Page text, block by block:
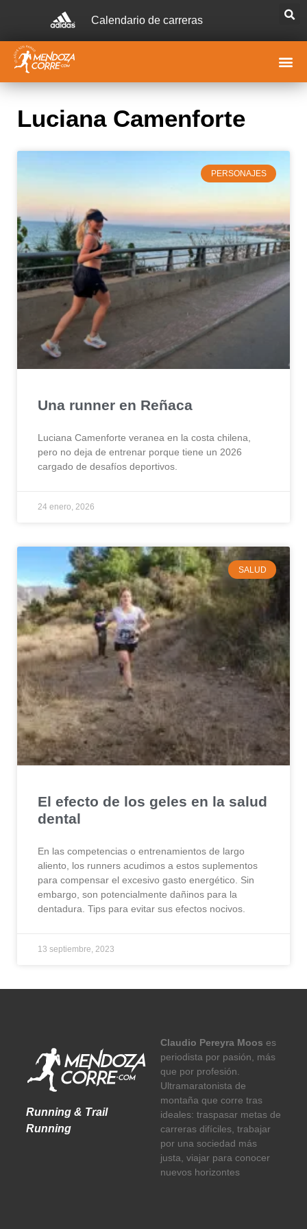
Calendario de carreras
Luciana Camenforte
PERSONAJES
Una runner en Reñaca
Luciana Camenforte veranea en la costa chilena,
pero no deja de entrenar porque tiene un 2026
cargado de desafíos deportivos.
24 enero, 2026
SALUD
El efecto de los geles en la salud
dental
En las competencias o entrenamientos de largo
aliento, los runners acudimos a estos suplementos
para compensar el excesivo gasto energético. Sin
embargo, son potencialmente dañinos para la
dentadura. Tips para evitar sus efectos nocivos.
13 septiembre, 2023
Running & Trail
Running
Claudio Pereyra Moos es
periodista por pasión, más
que por profesión.
Ultramaratonista de
montaña que corre tras
ideales: traspasar metas de
carreras difíciles, trabajar
por una sociedad más
justa, viajar para conocer
nuevos horizontes